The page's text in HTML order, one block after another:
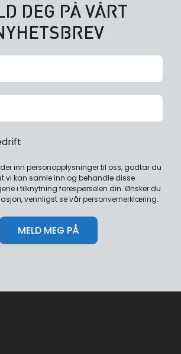
DEG PÅ VÅRT
inn personopplysninger til oss, godtar du
vi kan samle inn og behandle disse
i tilknytning forespørselen din. Ønsker du
vennligst se vårpersonvernerklæring.